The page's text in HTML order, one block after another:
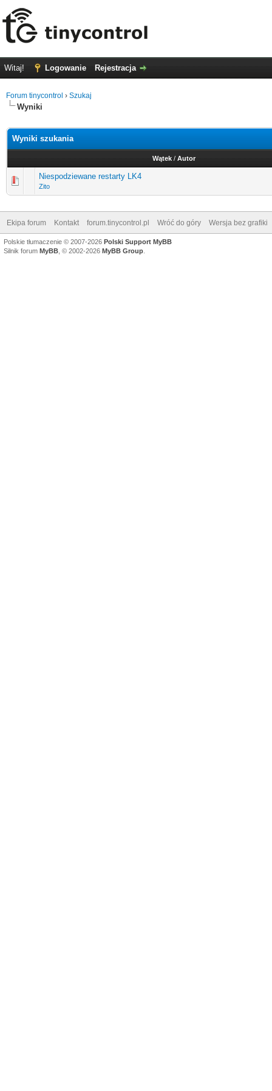
Witaj! Logowanie Rejestracja
Forum tinycontrol › Szukaj
Wyniki
Wyniki szukania
Wątek / Autor
Niespodziewane restarty LK4
Zito
Ekipa forum Kontakt forum.tinycontrol.pl Wróć do góry Wersja bez grafiki
Polskie tłumaczenie © 2007-2026 Polski Support MyBB
Silnik forum MyBB , © 2002-2026 MyBB Group